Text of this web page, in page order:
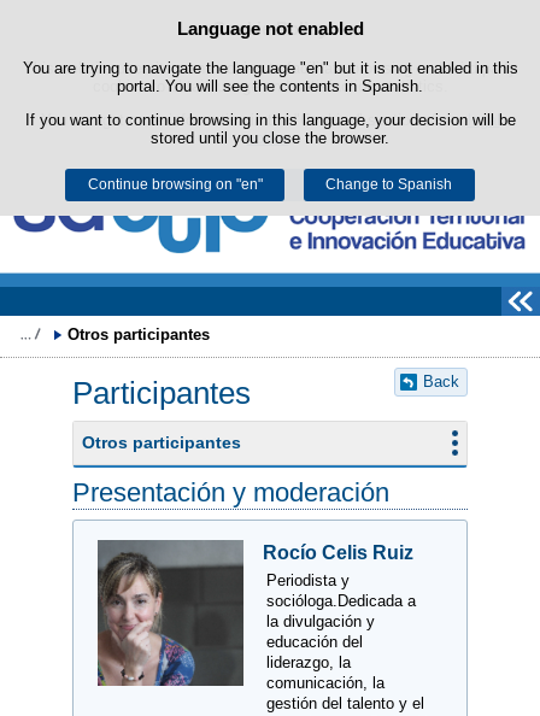
Cookie Policy
This website uses its own cookies to facilitate browsing and third-party
cookies to obtain usage and satisfaction statistics.
You can get more information in the "Cookies" section of ourlegal
notice.
Accept Reject
Language not enabled
You are trying to navigate the language "en" but it is not enabled in this
portal. You will see the contents in Spanish.
If you want to continue browsing in this language, your decision will be
stored until you close the browser.
Continue browsing on "en" Change to Spanish
Skip to content
Otros participantes
Back
Participantes
Otros participantes
Presentación y moderación
Rocío Celis Ruiz
Periodista y
socióloga.Dedicada a
la divulgación y
educación del
liderazgo, la
comunicación, la
gestión del talento y el